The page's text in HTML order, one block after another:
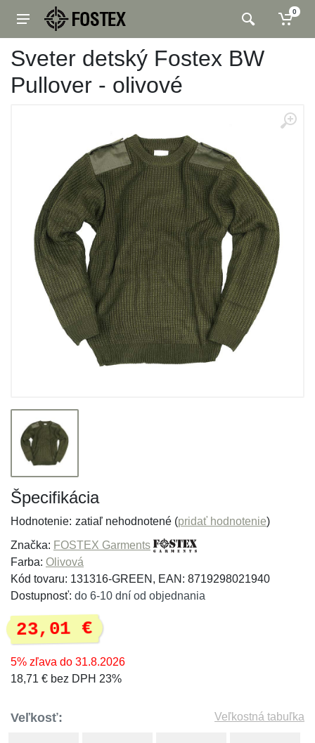
0
Sveter detský Fostex BW
Pullover - olivové
Špecifikácia
Hodnotenie: zatiaľ nehodnotené (pridať hodnotenie)
Značka: FOSTEX Garments
Farba: Olivová
Kód tovaru: 131316-GREEN, EAN: 8719298021940
Dostupnosť: do 6-10 dní od objednania
23,01 €
5% zľava do 31.8.2026
18,71 € bez DPH 23%
Veľkosť: Veľkostná tabuľka